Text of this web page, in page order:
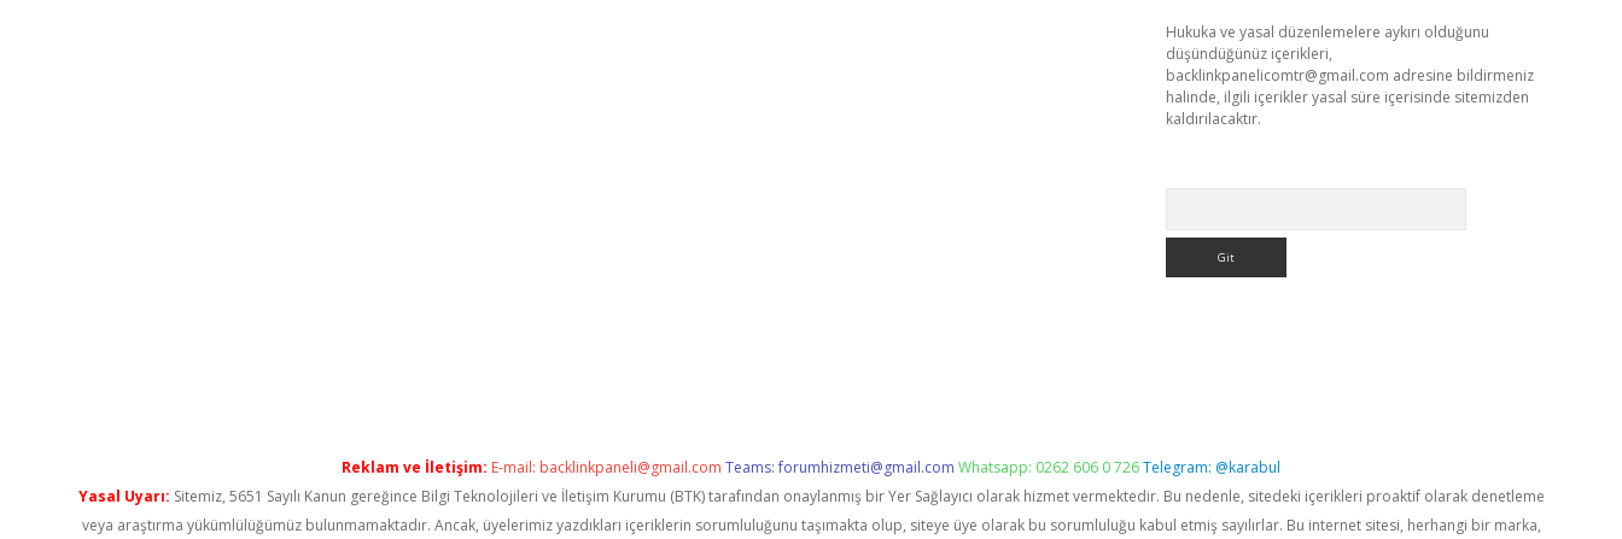
Hukuka ve yasal düzenlemelere aykırı olduğunu
düşündüğünüz içerikleri,
backlinkpanelicomtr@gmail.com adresine bildirmeniz
halinde, ilgili içerikler yasal süre içerisinde sitemizden
kaldırılacaktır.
Reklam ve İletişim: E-mail: backlinkpaneli@gmail.com Teams:forumhizmeti@gmail.com Whatsapp: 0262 606 0 726Telegram: @karabul
Yasal Uyarı: Sitemiz, 5651 Sayılı Kanun gereğince Bilgi Teknolojileri ve İletişim Kurumu (BTK) tarafından onaylanmış bir Yer Sağlayıcı olarak hizmet vermektedir. Bu nedenle, sitedeki içerikleri proaktif olarak denetleme
veya araştırma yükümlülüğümüz bulunmamaktadır. Ancak, üyelerimiz yazdıkları içeriklerin sorumluluğunu taşımakta olup, siteye üye olarak bu sorumluluğu kabul etmiş sayılırlar. Bu internet sitesi, herhangi bir marka,